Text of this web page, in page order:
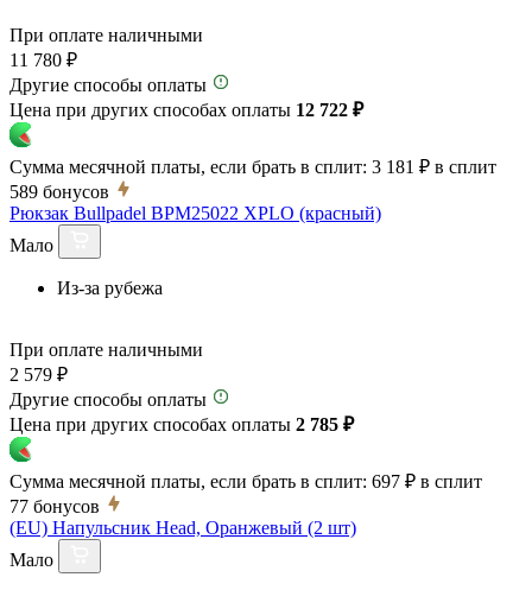
При оплате наличными
11 780 ₽
Другие способы оплаты
Цена при других способах оплаты 12 722 ₽
Сумма месячной платы, если брать в сплит: 3 181 ₽ в сплит
589 бонусов
Рюкзак Bullpadel BPM25022 XPLO (красный)
Мало
Из-за рубежа
При оплате наличными
2 579 ₽
Другие способы оплаты
Цена при других способах оплаты 2 785 ₽
Сумма месячной платы, если брать в сплит: 697 ₽ в сплит
77 бонусов
(EU) Напульсник Head, Оранжевый (2 шт)
Мало